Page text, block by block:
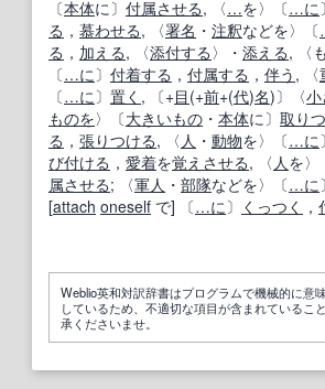
〔本体に〕 付属させる, 〈…を〉〔…に 〕
る ， 慕わせる, 〈署名 ・ 注釈などを〉〔
る ， 加える, 〈添付する 〉・ 添える, 〈
〔…に 〕 付着する ， 付属する ， 伴う , 〈
〔…に 〕 置く , 〔+目(+前+(代)名)〕〈
ものを〉〔大きいもの ・ 本体に〕 取り
る ， 張りつける, 〈 人 ・ 動物を〉〔…に
び付ける ， 愛着を覚え させる, 〈 人 を〉
属させる; 〈軍人 ・ 部隊などを〉〔…に 〕
[attach oneself で] 〔…に 〕 くっつく ，
Weblio英和対訳辞書はプログラムで機械的に意
しているため、不適切な項目が含まれているこ
承くださいませ。